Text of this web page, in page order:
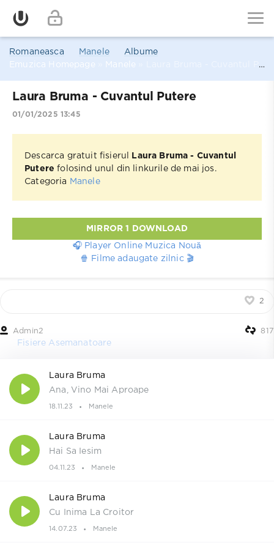
Romaneasca Manele
Albume
Emuzica Homepage
Manele
Laura Bruma - Cuvantul Putere
01/01/2025 13:45
Descarca gratuit fisierul
Laura Bruma - Cuvantul
Putere folosind unul din linkurile de mai jos.
Categoria
Manele
MIRROR 1 DOWNLOAD
🎧 Player Online Muzica Nouă
🍿 Filme adaugate zilnic 🎬
2
Admin2 817
Fisiere Asemanatoare
Laura Bruma
Ana, Vino Mai Aproape
18.11.23 Manele
Laura Bruma
Hai Sa Iesim
04.11.23 Manele
Laura Bruma
Cu Inima La Croitor
14.07.23 Manele